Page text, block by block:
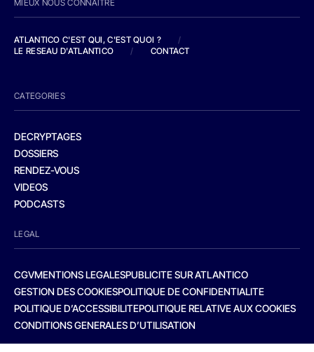
MIEUX NOUS CONNAITRE
ATLANTICO C'EST QUI, C'EST QUOI ?
/
LE RESEAU D'ATLANTICO
/ CONTACT
CATEGORIES
DECRYPTAGES
DOSSIERS
RENDEZ-VOUS
VIDEOS
PODCASTS
LEGAL
CGVMENTIONS LEGALESPUBLICITE SUR ATLANTICO
GESTION DES COOKIESPOLITIQUE DE CONFIDENTIALITE
POLITIQUE D’ACCESSIBILITEPOLITIQUE RELATIVE AUX COOKIES
CONDITIONS GENERALES D’UTILISATION